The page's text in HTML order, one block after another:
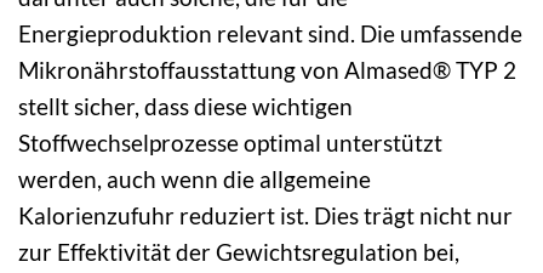
Energieproduktion relevant sind. Die umfassende
Mikronährstoffausstattung von Almased® TYP 2
stellt sicher, dass diese wichtigen
Stoffwechselprozesse optimal unterstützt
werden, auch wenn die allgemeine
Kalorienzufuhr reduziert ist. Dies trägt nicht nur
zur Effektivität der Gewichtsregulation bei,